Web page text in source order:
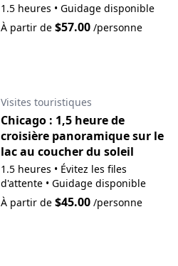
1.5 heures • Guidage disponible
À partir de $57.00/personne
Visites touristiques
Chicago : 1,5 heure de
croisière panoramique sur le
lac au coucher du soleil
1.5 heures • Évitez les files
d'attente • Guidage disponible
À partir de $45.00/personne